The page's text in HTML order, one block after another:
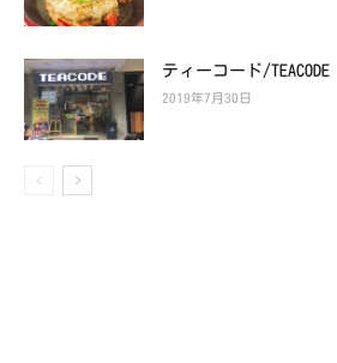
ティーコード/TEACODE
2019年7月30日